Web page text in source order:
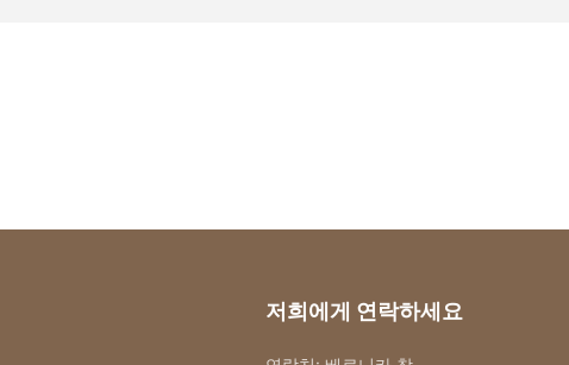
저희에게 연락하세요